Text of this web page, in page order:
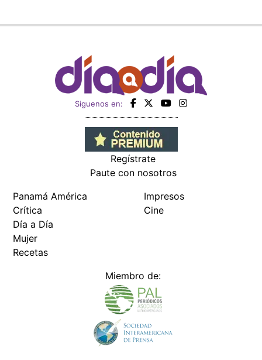
Siguenos en:
Regístrate
Paute con nosotros
Panamá América
Crítica
Día a Día
Mujer
Recetas
Impresos
Cine
Miembro de: